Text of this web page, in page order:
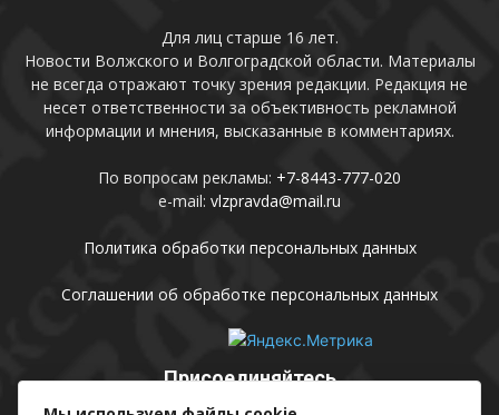
Для лиц старше 16 лет.
Новости Волжского и Волгоградской области. Материалы
не всегда отражают точку зрения редакции. Редакция не
несет ответственности за объективность рекламной
информации и мнения, высказанные в комментариях.
По вопросам рекламы: +7-8443-777-020
e-mail: vlzpravda@mail.ru
Политика обработки персональных данных
Соглашении об обработке персональных данных
Присоединяйтесь